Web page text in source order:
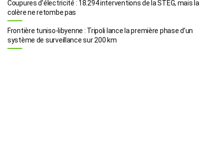
Coupures d’électricité : 18.294 interventions de la STEG, mais la
colère ne retombe pas
Frontière tuniso-libyenne : Tripoli lance la première phase d’un
système de surveillance sur 200 km